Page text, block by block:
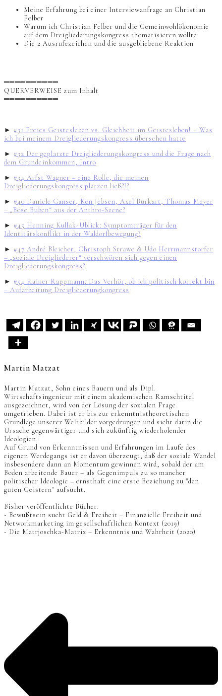
Meine Erfahrung bei einer Interviewanfrage an Christian
Felber
Warum ich Christian Felber und die Gemeinwohlökonomie
auf dem Dreigliederungskongress thematisieren wollte
Die 2 Ausrufezeichen und die ausgebliebene Reaktion
══════════
QUERVERWEISE zum Inhalt
══════════
► #31 Freies Geistesleben vs. Gleichheit im Geistesleben! – Was
ich bei meinem Dreigliederungskongress übersehen hatte
► #32 Der geplatzte Dreigliederungskongress und die Frage nach
dem Grundeinkommen, Intro
► #34 Arfst Wagner – eine Rolle, die meinen
Dreigliederungskongress platzen ließ?!?
► #40 Daniele Ganser, Ken Jebsen, Axel Burkart, Thomas Meyer
– „Böse Buben“ aus der Anthro-Szene?
► #45 Henning Kullak-Ublick: Symptomträger für den
Identitätskonflikt in der Waldorfbewegung?
► #47 André Bleicher, Christoph Strawe & Udo Herrmannstorfer
– „soziale Dreigliederer“ verschwören sich gegen einen
Dreigliederungskongress?
► #54 Rainer Rappmann: Das Verhör, ob ich politisch korrekt bin
– Aufarbeitung Dreigliederungkongress
Martin Matzat
Martin Matzat, Sohn eines Bauern und als Dipl.
Wirtschaftsingenieur mit einem akademischen Ramschtitel
ausgezeichnet, wird von der Lösung der sozialen Frage
umgetrieben. Dabei ist er bis zur erkenntnistheoretischen
Grundlage unserer Weltbilder vorgedrungen und sieht darin die
Ursache gegenwärtiger und sich zukünftig wiederholender
Ideologien.
Auf Grund von Erkenntnissen und Erfahrungen im Laufe des
eigenen Werdegangs ist er davon überzeugt, daß der soziale Wandel
insbesondere dann an Momentum gewinnen wird, sobald der am
Boden arbeitende Bauer – als Gegenimpuls zu so mancher
politischer Ideologie – ernsthaft eine erste Beziehung zu "den
guten Geistern" aufsucht.
Bisher veröffentlichte Bücher:
- Bewußtsein sucht Geld & Freiheit – Finanzielle Freiheit und
Networkmarketing im gesellschaftlichen Kontext (2019)
- Die Matrjoschka-Matrix – Erkenntnis und Wahrheit (2020)